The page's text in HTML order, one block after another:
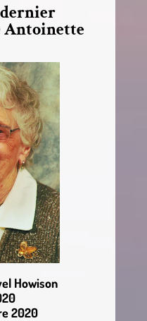
Antoinette
Howison
2020